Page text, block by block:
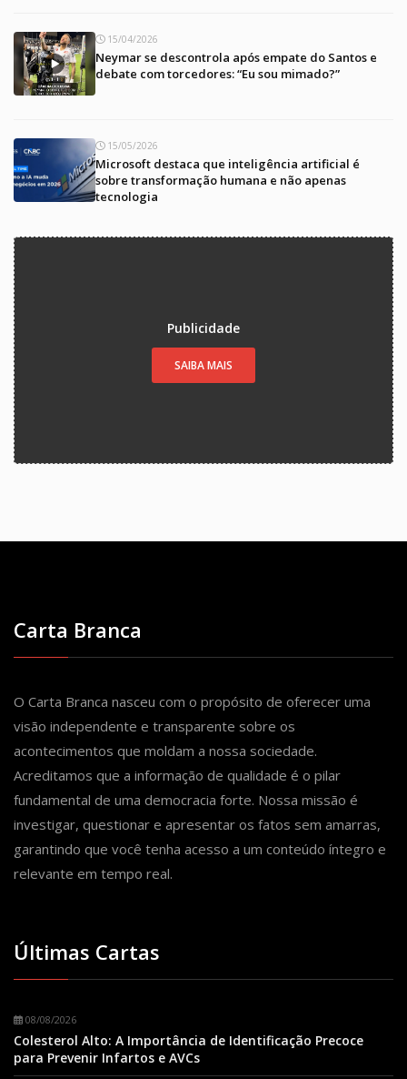
15/04/2026
Neymar se descontrola após empate do Santos e
debate com torcedores: “Eu sou mimado?”
15/05/2026
Microsoft destaca que inteligência artificial é
sobre transformação humana e não apenas
tecnologia
Publicidade
SAIBA MAIS
Carta Branca
O Carta Branca nasceu com o propósito de oferecer uma
visão independente e transparente sobre os
acontecimentos que moldam a nossa sociedade.
Acreditamos que a informação de qualidade é o pilar
fundamental de uma democracia forte. Nossa missão é
investigar, questionar e apresentar os fatos sem amarras,
garantindo que você tenha acesso a um conteúdo íntegro e
relevante em tempo real.
Últimas Cartas
08/08/2026
Colesterol Alto: A Importância de Identificação Precoce
para Prevenir Infartos e AVCs